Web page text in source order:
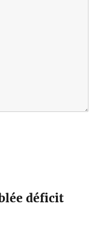
déficit